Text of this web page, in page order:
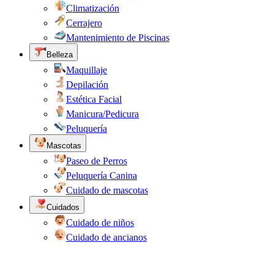
Climatización
Cerrajero
Mantenimiento de Piscinas
Belleza
Maquillaje
Depilación
Estética Facial
Manicura/Pedicura
Peluquería
Mascotas
Paseo de Perros
Peluquería Canina
Cuidado de mascotas
Cuidados
Cuidado de niños
Cuidado de ancianos